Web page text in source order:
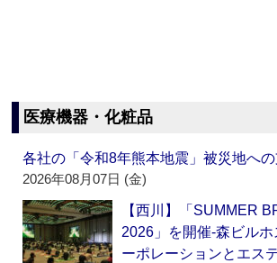
医療機器・化粧品
各社の「令和8年熊本地震」被災地への
2026年08月07日 (金)
【西川】「SUMMER
2026」を開催‐森ビル
ーポレーションとエス